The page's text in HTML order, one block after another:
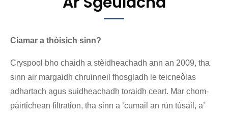
Ciamar a thòisich sinn?
Cryspool bho chaidh a stèidheachadh ann an 2009, tha
sinn air margaidh chruinneil fhosgladh le teicneòlas
adhartach agus suidheachadh toraidh ceart. Mar chom-
pàirtichean filtration, tha sinn a ’cumail an rùn tùsail, a’